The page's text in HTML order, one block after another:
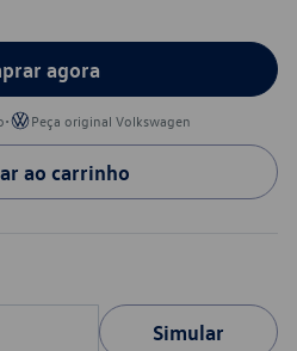
agora
• Peça original Volkswagen
ao carrinho
Simular